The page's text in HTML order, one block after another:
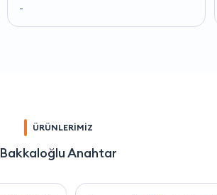
ÜRÜNLERİMİZ
Bakkaloğlu Anahtar